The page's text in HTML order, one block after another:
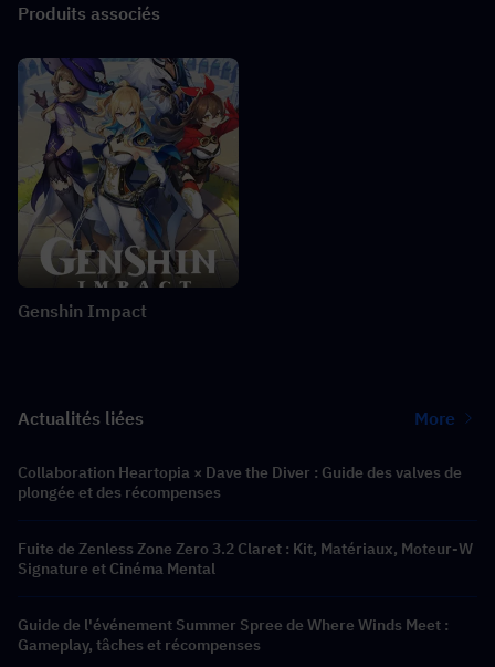
Produits associés
Genshin Impact
Actualités liées More
Collaboration Heartopia × Dave the Diver : Guide des valves de
plongée et des récompenses
Fuite de Zenless Zone Zero 3.2 Claret : Kit, Matériaux, Moteur-W
Signature et Cinéma Mental
Guide de l'événement Summer Spree de Where Winds Meet :
Gameplay, tâches et récompenses